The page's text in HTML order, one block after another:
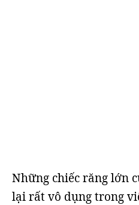
Những chiếc răng lớn
lại rất vô dụng trong